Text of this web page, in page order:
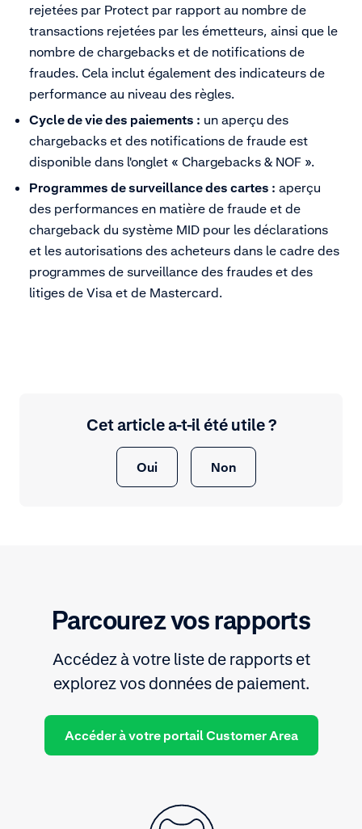
rejetées par Protect par rapport au nombre de
transactions rejetées par les émetteurs, ainsi que le
nombre de chargebacks et de notifications de
fraudes. Cela inclut également des indicateurs de
performance au niveau des règles.
Cycle de vie des paiements : un aperçu des
chargebacks et des notifications de fraude est
disponible dans l'onglet « Chargebacks & NOF ».
Programmes de surveillance des cartes : aperçu
des performances en matière de fraude et de
chargeback du système MID pour les déclarations
et les autorisations des acheteurs dans le cadre des
programmes de surveillance des fraudes et des
litiges de Visa et de Mastercard.
Cet article a-t-il été utile ?
Oui Non
Parcourez vos rapports
Accédez à votre liste de rapports et
explorez vos données de paiement.
Accéder à votre portail Customer Area